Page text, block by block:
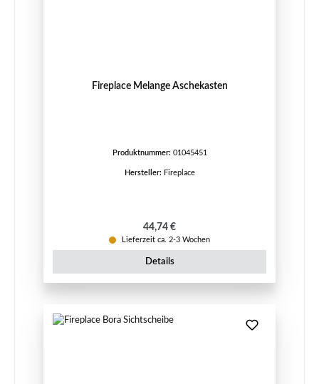
Fireplace Melange Aschekasten
Produktnummer: 01045451
Hersteller: Fireplace
Regulärer Preis:
44,74 €
Lieferzeit ca. 2-3 Wochen
Details